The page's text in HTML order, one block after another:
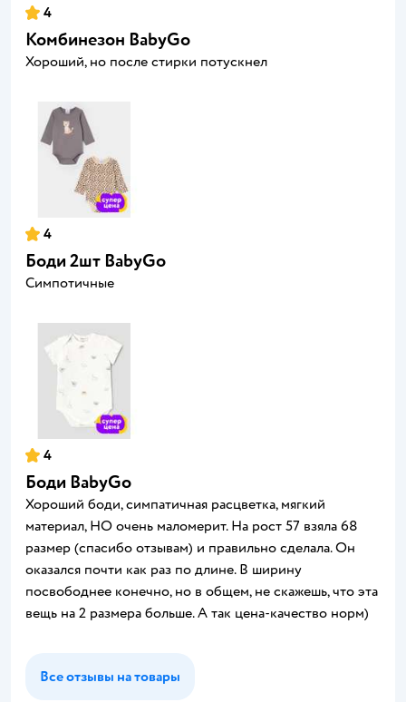
4
Комбинезон BabyGo
Хороший, но после стирки потускнел
4
Боди 2шт BabyGo
Симпотичные
4
Боди BabyGo
Хороший боди, симпатичная расцветка, мягкий
материал, НО очень маломерит. На рост 57 взяла 68
размер (спасибо отзывам) и правильно сделала. Он
оказался почти как раз по длине. В ширину
посвободнее конечно, но в общем, не скажешь, что эта
вещь на 2 размера больше. А так цена-качество норм)
Все отзывы на товары